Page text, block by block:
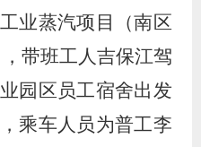
业蒸汽项目（南区
带班工人吉保江驾
园区员工宿舍出发
乘车人员为普工李